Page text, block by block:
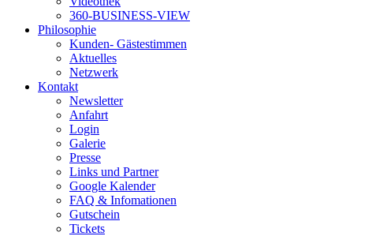
360-BUSINESS-VIEW
Philosophie
Kunden- Gästestimmen
Aktuelles
Netzwerk
Kontakt
Newsletter
Anfahrt
Login
Galerie
Presse
Links und Partner
Google Kalender
FAQ & Infomationen
Gutschein
Tickets